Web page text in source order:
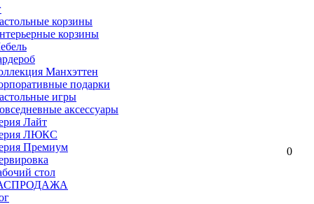
корзины
корзины
Манхэттен
подарки
игры
аксессуары
Лайт
ЛЮКС
Премиум
стол
0